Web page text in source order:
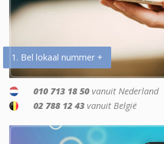
1. Bel lokaal nummer +
010 713 18 50 vanuit Nederland
02 788 12 43 vanuit België